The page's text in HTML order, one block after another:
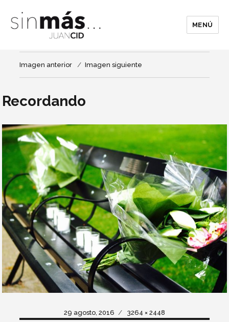
MENÚ
Imagen anterior Imagen siguiente
Recordando
Publicado
29 agosto, 2016
Tamaño
3264 × 2448